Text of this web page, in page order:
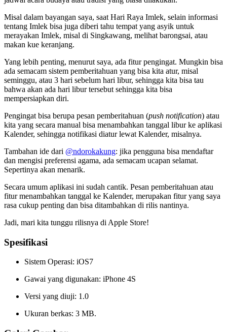
Misal dalam bayangan saya, saat Hari Raya Imlek, selain informasi
tentang Imlek bisa juga diberi tahu tempat yang asyik untuk
merayakan Imlek, misal di Singkawang, melihat barongsai, atau
makan kue keranjang.
Yang lebih penting, menurut saya, ada fitur pengingat. Mungkin bisa
ada semacam sistem pemberitahuan yang bisa kita atur, misal
seminggu, atau 3 hari sebelum hari libur, sehingga kita bisa tau
bahwa akan ada hari libur tersebut sehingga kita bisa
mempersiapkan diri.
Pengingat bisa berupa pesan pemberitahuan (push notification) atau
kita yang secara manual bisa menambahkan tanggal libur ke aplikasi
Kalender, sehingga notifikasi diatur lewat Kalender, misalnya.
Tambahan ide dari @ndorokakung: jika pengguna bisa mendaftar
dan mengisi preferensi agama, ada semacam ucapan selamat.
Sepertinya akan menarik.
Secara umum aplikasi ini sudah cantik. Pesan pemberitahuan atau
fitur menambahkan tanggal ke Kalender, merupakan fitur yang saya
rasa cukup penting dan bisa ditambahkan di rilis nantinya.
Jadi, mari kita tunggu rilisnya di Apple Store!
Spesifikasi
Sistem Operasi: iOS7
Gawai yang digunakan: iPhone 4S
Versi yang diuji: 1.0
Ukuran berkas: 3 MB.